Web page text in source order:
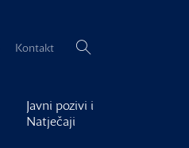
Kontakt Pretraži:
Javni pozivi i
Natječaji